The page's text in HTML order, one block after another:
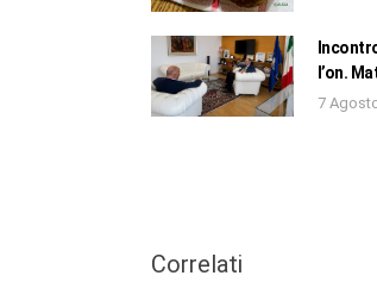
l’on.
7
Correlati